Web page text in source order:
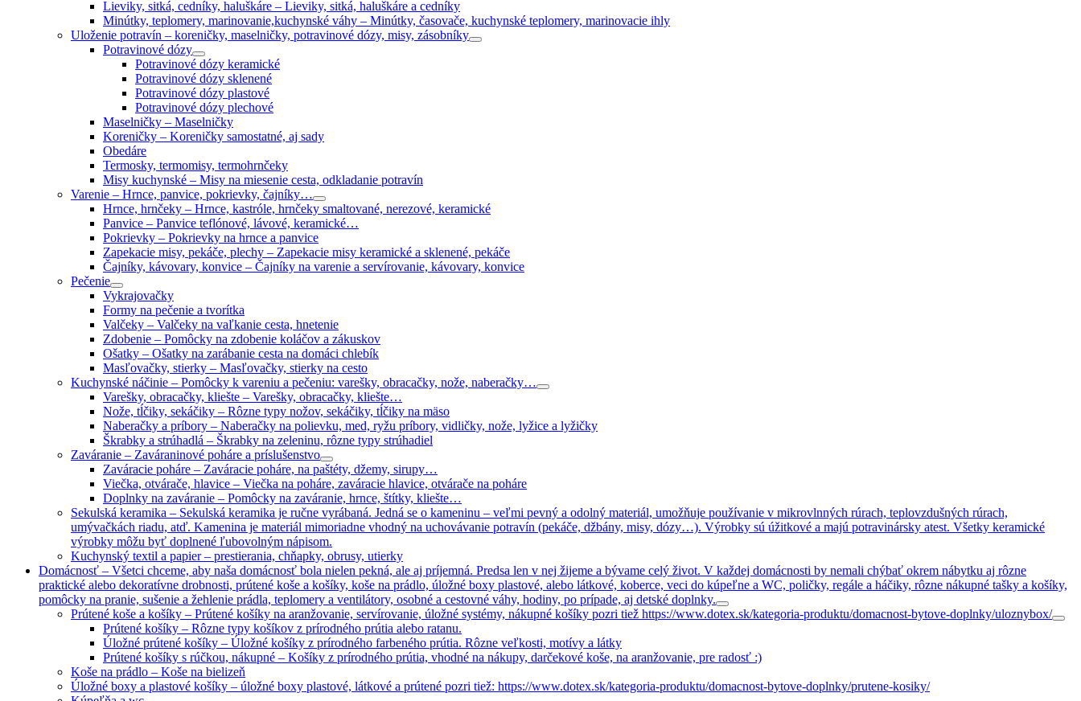
Lieviky, sitká, cedníky, haluškáre – Lieviky, sitká, haluškáre a cedníky
Minútky, teplomery, marinovanie,kuchynské váhy – Minútky, časovače, kuchynské teplomery, marinovacie ihly
Uloženie potravín – koreničky, maselničky, potravinové dózy, misy, zásobníky
Potravinové dózy
Potravinové dózy keramické
Potravinové dózy sklenené
Potravinové dózy plastové
Potravinové dózy plechové
Maselničky – Maselničky
Koreničky – Koreničky samostatné, aj sady
Obedáre
Termosky, termomisy, termohrnčeky
Misy kuchynské – Misy na miesenie cesta, odkladanie potravín
Varenie – Hrnce, panvice, pokrievky, čajníky…
Hrnce, hrnčeky – Hrnce, kastróle, hrnčeky smaltované, nerezové, keramické
Panvice – Panvice teflónové, lávové, keramické…
Pokrievky – Pokrievky na hrnce a panvice
Zapekacie misy, pekáče, plechy – Zapekacie misy keramické a sklenené, pekáče
Čajníky, kávovary, konvice – Čajníky na varenie a servírovanie, kávovary, konvice
Pečenie
Vykrajovačky
Formy na pečenie a tvorítka
Valčeky – Valčeky na vaľkanie cesta, hnetenie
Zdobenie – Pomôcky na zdobenie koláčov a zákuskov
Ošatky – Ošatky na zarábanie cesta na domáci chlebík
Masľovačky, stierky – Masľovačky, stierky na cesto
Kuchynské náčinie – Pomôcky k vareniu a pečeniu: varešky, obracačky, nože, naberačky…
Varešky, obracačky, kliešte – Varešky, obracačky, kliešte…
Nože, tĺčiky, sekáčiky – Rôzne typy nožov, sekáčiky, tĺčiky na mäso
Naberačky a príbory – Naberačky na polievku, med, ryžu príbory, vidličky, nože, lyžice a lyžičky
Škrabky a strúhadlá – Škrabky na zeleninu, rôzne typy strúhadiel
Zaváranie – Zaváraninové poháre a príslušenstvo
Zaváracie poháre – Zaváracie poháre, na paštéty, džemy, sirupy…
Viečka, otvárače, hlavice – Viečka na poháre, zaváracie hlavice, otvárače na poháre
Doplnky na zaváranie – Pomôcky na zaváranie, hrnce, štítky, kliešte…
Sekulská keramika – Sekulská keramika je ručne vyrábaná. Jedná se o kameninu – veľmi pevný a odolný materiál, umožňuje používanie v mikrovlnných rúrach, teplovzdušných rúrach,
umývačkách riadu, atď. Kamenina je materiál mimoriadne vhodný na uchovávanie potravín (pekáče, džbány, misy, dózy…). Výrobky sú úžitkové a majú potravinársky atest. Všetky keramické
výrobky môžu byť doplnené ľubovolným nápisom.
Kuchynský textil a papier– prestierania, chňapky, obrusy, utierky
Domácnosť – Všetci chceme, aby naša domácnosť bola nielen pekná, ale aj príjemná. Predsa len v nej žijeme a bývame celý život. V každej domácnosti by nemali chýbať okrem nábytku aj rôzne
praktické alebo dekoratívne drobnosti, prútené koše a košíky, koše na prádlo, úložné boxy plastové, alebo látkové, koberce, veci do kúpeľne a WC, poličky, regále a háčiky, rôzne nákupné tašky a košíky,
pomôcky na pranie, sušenie a žehlenie prádla, teplomery a ventilátory, osobné a cestovné váhy, hodiny, po prípade, aj detské doplnky.
Prútené koše a košíky – Prútené košíky na aranžovanie, servírovanie, úložné systémy, nákupné košíky pozri tiež https://www.dotex.sk/kategoria-produktu/domacnost-bytove-doplnky/uloznybox/
Prútené košíky – Rôzne typy košíkov z prírodného prútia alebo ratanu.
Úložné prútené košíky – Úložné košíky z prírodného farbeného prútia. Rôzne veľkosti, motívy a látky
Prútené košíky s rúčkou, nákupné – Košíky z prírodného prútia, vhodné na nákupy, darčekové koše, na aranžovanie, pre radosť :)
Koše na prádlo – Koše na bielizeň
Úložné boxy a plastové košíky – úložné boxy plastové, látkové a prútené pozri tiež: https://www.dotex.sk/kategoria-produktu/domacnost-bytove-doplnky/prutene-kosiky/